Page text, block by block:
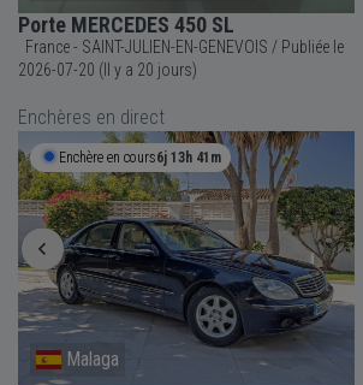
Porte MERCEDES 450 SL
France - SAINT-JULIEN-EN-GENEVOIS / Publiée le
2026-07-20 (Il y a 20 jours)
Enchères en direct
Enchère en cours6j 13h 41m
Malaga